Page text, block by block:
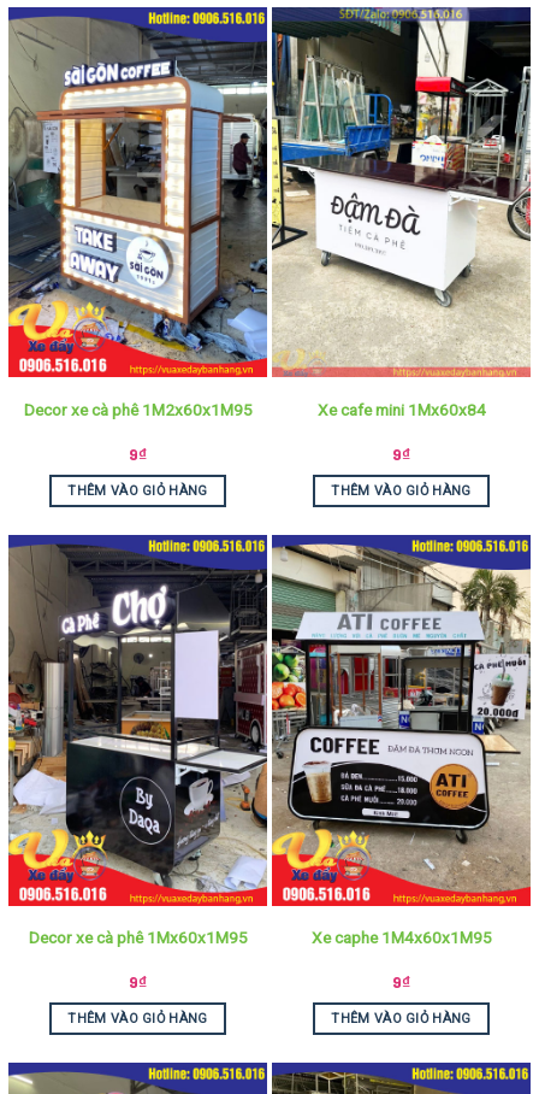
Decor xe cà phê 1M2x60x1M95
9₫
THÊM VÀO GIỎ HÀNG
Xe cafe mini 1Mx60x84
9₫
THÊM VÀO GIỎ HÀNG
Decor xe cà phê 1Mx60x1M95
9₫
THÊM VÀO GIỎ HÀNG
Xe caphe 1M4x60x1M95
9₫
THÊM VÀO GIỎ HÀNG